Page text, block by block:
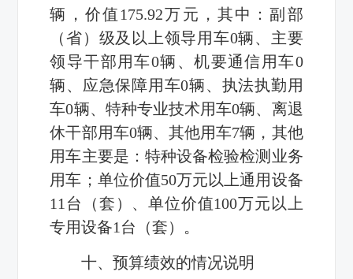
辆，价值175.92万元，其中：副部
（省）级及以上领导用车0辆、主要
领导干部用车0辆、机要通信用车0
辆、应急保障用车0辆、执法执勤用
车0辆、特种专业技术用车0辆、离退
休干部用车0辆、其他用车7辆，其他
用车主要是：特种设备检验检测业务
用车；单位价值50万元以上通用设备
11 台（套）、单位价值100万元以上
专用设备1 台（套）。
十、预算绩效的情况说明